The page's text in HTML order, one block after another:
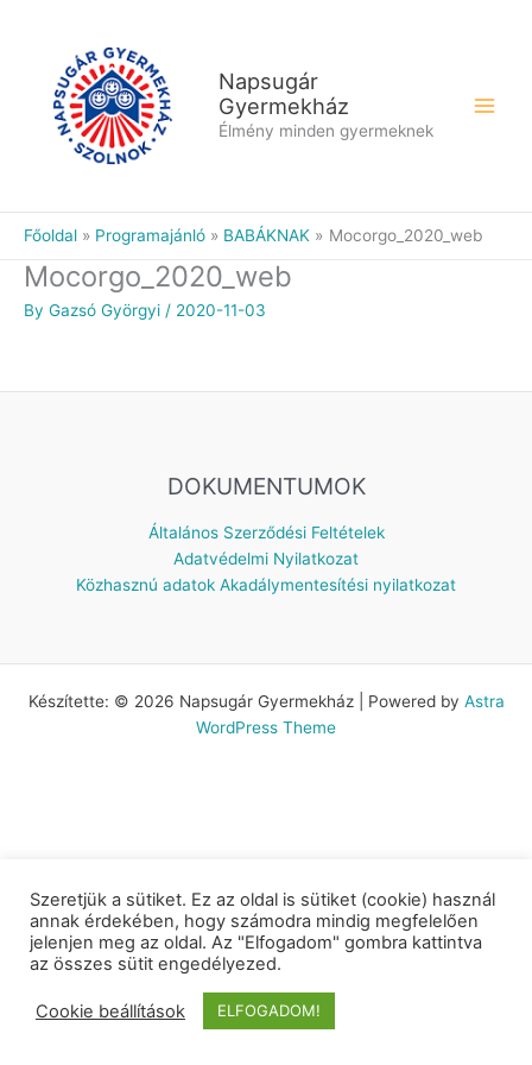
Napsugár
Gyermekház
Élmény minden gyermeknek
Főoldal Programajánló BABÁKNAK Mocorgo_2020_web
Mocorgo_2020_web
By Gazsó Györgyi / 2020-11-03
DOKUMENTUMOK
Általános Szerződési Feltételek
Adatvédelmi Nyilatkozat
Közhasznú adatok Akadálymentesítési nyilatkozat
Készítette: © 2026 Napsugár Gyermekház | Powered by Astra
WordPress Theme
Szeretjük a sütiket. Ez az oldal is sütiket (cookie) használ
annak érdekében, hogy számodra mindig megfelelően
jelenjen meg az oldal. Az "Elfogadom" gombra kattintva
az összes sütit engedélyezed.
Cookie beállítások ELFOGADOM!